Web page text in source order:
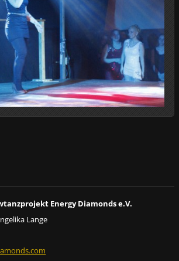
Energy Diamonds e.V.
Lange
.com